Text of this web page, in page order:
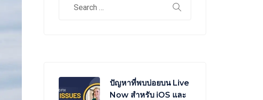
ปัญหาที่พบบ่อยบน Live
Now สำหรับ iOS และ